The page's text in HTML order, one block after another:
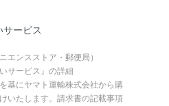
サービス
エンスストア・郵便局）
サービス』の詳細
基にヤマト運輸株式会社から購
いたします。請求書の記載事項